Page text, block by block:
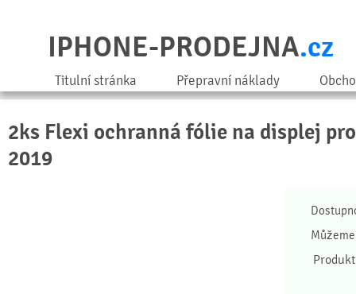
IPHONE-PRODEJNA.cz
Titulní stránka Přepravní náklady
2ks Flexi ochranná fólie na displej
2019